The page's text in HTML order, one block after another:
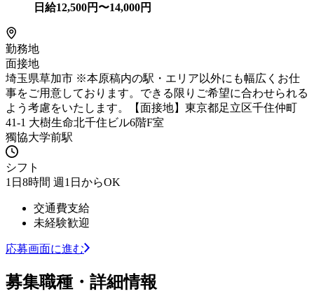
日給12,500円〜14,000円
勤務地
面接地
埼玉県草加市 ※本原稿内の駅・エリア以外にも幅広くお仕
事をご用意しております。できる限りご希望に合わせられる
よう考慮をいたします。【面接地】東京都足立区千住仲町
41-1 大樹生命北千住ビル6階F室
獨協大学前駅
シフト
1日8時間 週1日からOK
交通費支給
未経験歓迎
応募画面に進む
募集職種・詳細情報